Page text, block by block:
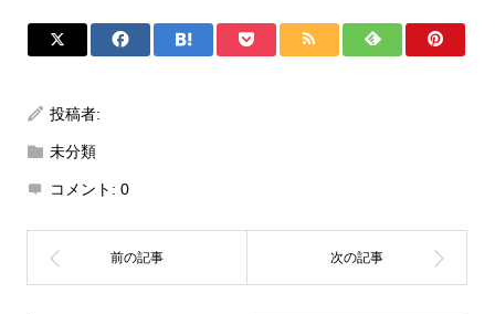
投稿者:
未分類
コメント: 0